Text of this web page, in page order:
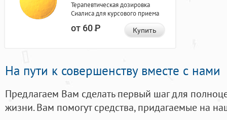
Терапевтическая дозировка
Сиалиса для курсового приема
от 60Р Купить
На пути к совершенству вместе с нами
Предлагаем Вам сделать первый шаг для
жизни. Вам помогут средства, придагаемые на